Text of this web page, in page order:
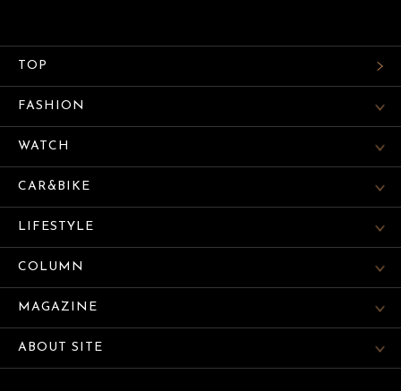
TOP
FASHION
WATCH
CAR&BIKE
LIFESTYLE
COLUMN
MAGAZINE
ABOUT SITE